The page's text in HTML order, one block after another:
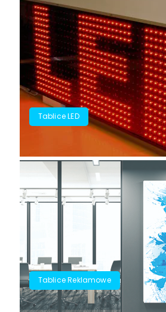
Tablice LED
Tablice Reklamowe